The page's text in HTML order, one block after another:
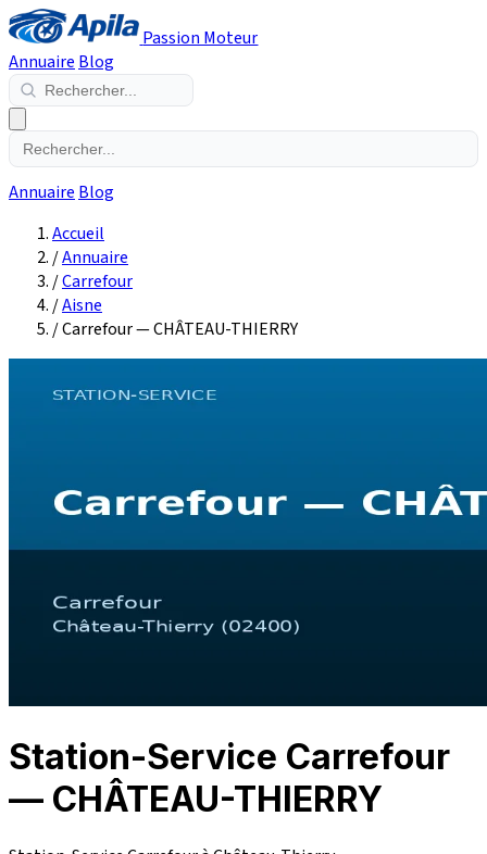
Passion Moteur
Annuaire Blog
Annuaire Blog
Accueil
/Annuaire
/Carrefour
/Aisne
/Carrefour — CHÂTEAU-THIERRY
Station-Service Carrefour
— CHÂTEAU-THIERRY